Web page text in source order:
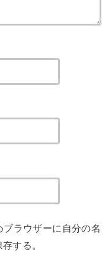
ラウザーに自分の名
する。